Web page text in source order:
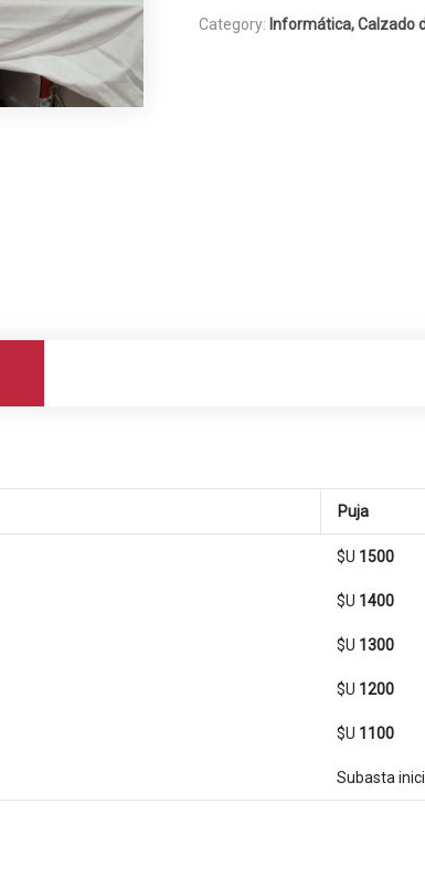
Category: Informática, Calzado
Puja
$U 1500
$U 1400
$U 1300
$U 1200
$U 1100
Subasta